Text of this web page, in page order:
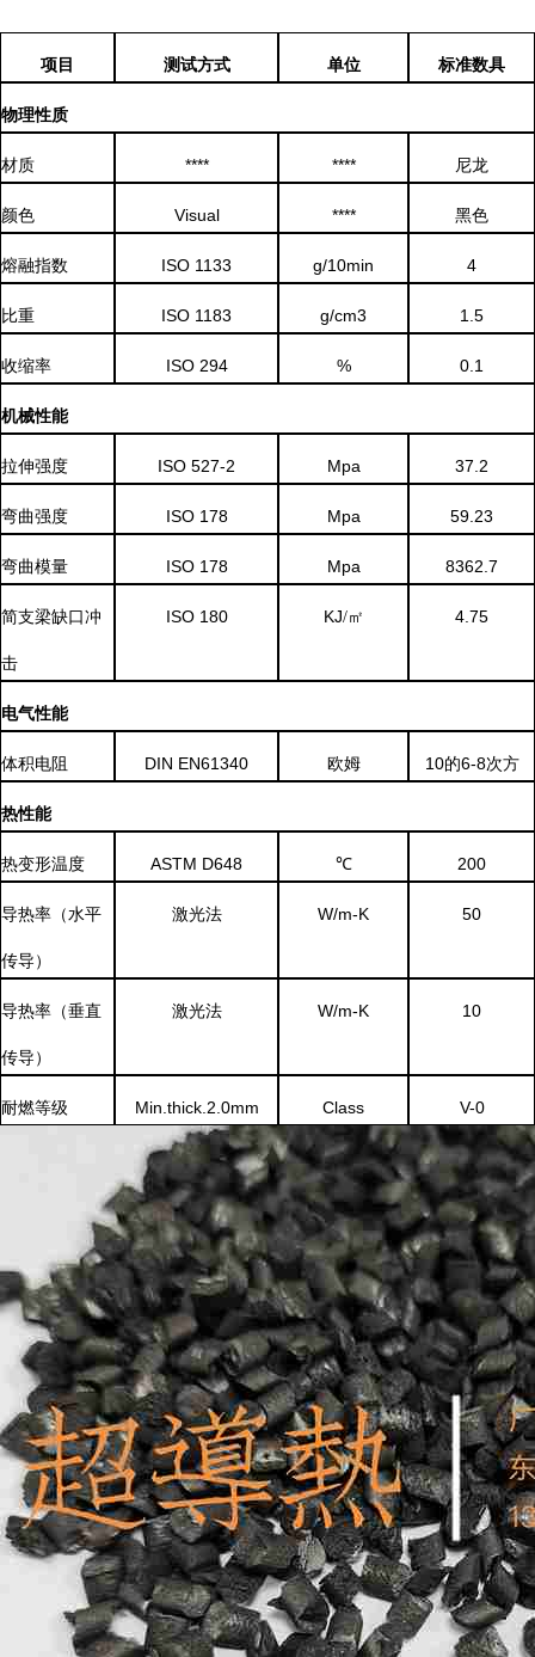
项目 测试方式 单位 标准数具
物理性质
材质 **** **** 尼龙
颜色 Visual **** 黑色
熔融指数 ISO 1133 g/10min 4
比重 ISO 1183 g/cm3 1.5
收缩率 ISO 294 % 0.1
机械性能
拉伸强度 ISO 527-2 Mpa 37.2
弯曲强度 ISO 178 Mpa 59.23
弯曲模量 ISO 178 Mpa 8362.7
简支梁缺口冲
击
ISO 180 KJ/㎡ 4.75
电气性能
体积电阻 DIN EN61340 欧姆 10的6-8次方
热性能
热变形温度 ASTM D648 ℃ 200
导热率 （水平
传导）
激光法 W/m-K 50
导热率 （垂直
传导）
激光法 W/m-K 10
耐燃等级 Min.thick.2.0mm Class V-0